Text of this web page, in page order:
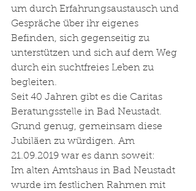
um durch Erfahrungsaustausch und
Gespräche über ihr eigenes
Befinden, sich gegenseitig zu
unterstützen und sich auf dem Weg
durch ein suchtfreies Leben zu
begleiten.
Seit 40 Jahren gibt es die Caritas
Beratungsstelle in Bad Neustadt.
Grund genug, gemeinsam diese
Jubiläen zu würdigen. Am
21.09.2019 war es dann soweit:
Im alten Amtshaus in Bad Neustadt
wurde im festlichen Rahmen mit